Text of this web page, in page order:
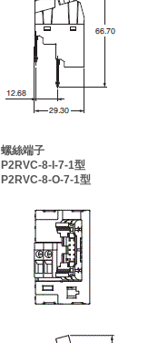
螺絲端子
P2RVC-8-I-7-1型
P2RVC-8-O-7-1型